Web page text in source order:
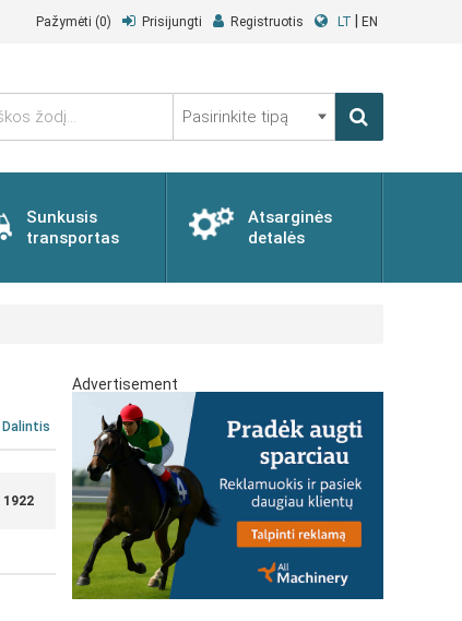
Pažymėti (0) Prisijungti Registruotis LT EN
Pasirinkite
tipą
Sunkusis
transportas
Atsarginės
detalės
Dalintis
1922
Advertisement